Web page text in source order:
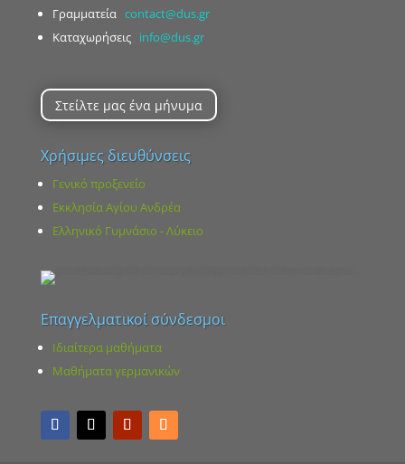
Γραμματεία contact@dus.gr
Καταχωρήσεις info@dus.gr
Στείλτε μας ένα μήνυμα
Χρήσιμες διευθύνσεις
Γενικό προξενείο
Εκκλησία Αγίου Ανδρέα
Ελληνικό Γυμνάσιο - Λύκειο
Επαγγελματικοί σύνδεσμοι
Ιδιαίτερα μαθήματα
Μαθήματα γερμανικών